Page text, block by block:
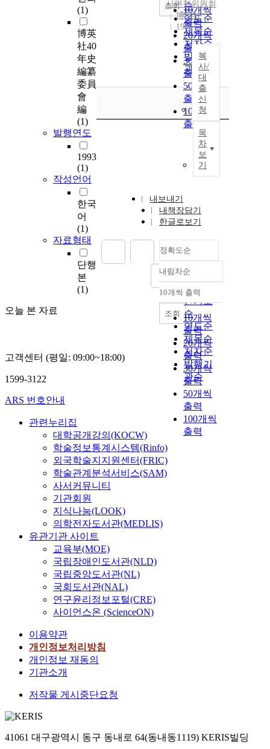
(1)
博英
社40
年史
編纂
委員
會
編
(1)
발행연도
1993
(1)
작성언어
한국
어
(1)
자료형태
단행
본
(1)
오늘 본 자료
순
연도순
제목순
저자순
발행기
관순
10개씩
출력
20개씩
출력
30개씩
출력
50개씩
출력
100개씩
출력
조회
사편찬위원회
博英社
1993
복
사/
대
출
신
청
목
차
보
기
내보내기
내책장담기
한글로보기
정확도순
정확도
순
인기도
순
연도순
제목순
저자순
발행기
관순
내림차순
내림차순
10개씩 출력
10개씩
출력
20개씩
출력
30개씩
출력
50개씩
출력
100개씩
출력
조회
고객센터 (평일: 09:00~18:00)
1599-3122
ARS 번호안내
관련누리집
대학공개강의(KOCW)
학술정보통계시스템(Rinfo)
외국학술지지원센터(FRIC)
학술관계분석서비스(SAM)
사서커뮤니티
기관회원
지식나눔(LOOK)
의학전자도서관(MEDLIS)
유관기관 사이트
교육부(MOE)
국립장애인도서관(NLD)
국립중앙도서관(NL)
국회도서관(NAL)
연구윤리정보포털(CRE)
사이언스온 (ScienceON)
이용약관
개인정보처리방침
개인정보 재동의
기관소개
저작물 게시중단요청
41061 대구광역시 동구 동내로 64(동내동1119) KERIS빌딩